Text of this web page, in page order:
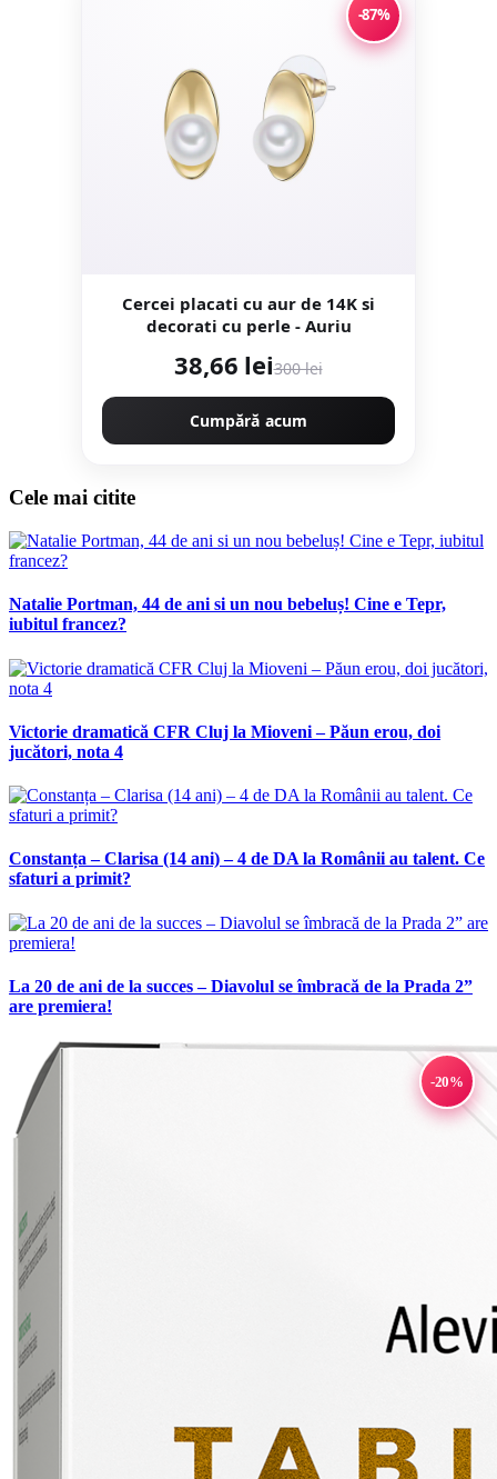
-87%
Cercei placati cu aur de 14K si
decorati cu perle - Auriu
38,66 lei300 lei
Cumpără acum
Cele mai citite
Natalie Portman, 44 de ani si un nou bebeluș! Cine e Tepr,
iubitul francez?
Victorie dramatică CFR Cluj la Mioveni – Păun erou, doi
jucători, nota 4
Constanța – Clarisa (14 ani) – 4 de DA la Românii au talent. Ce
sfaturi a primit?
La 20 de ani de la succes – Diavolul se îmbracă de la Prada 2”
are premiera!
-20%